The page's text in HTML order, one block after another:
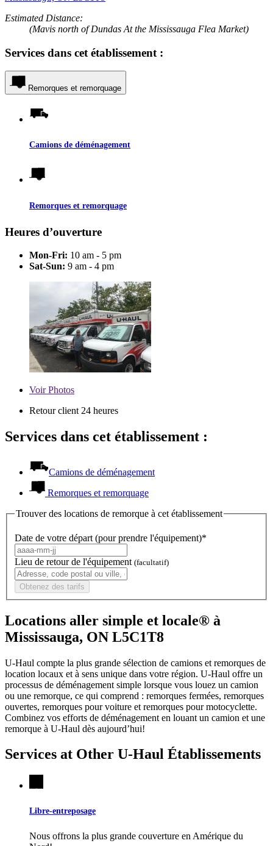
Estimated Distance:
(Mavis north of Dundas At the Mississauga Flea Market)
Services dans cet établissement :
Remorques et remorquage
Camions de déménagement
Remorques et remorquage
Heures d’ouverture
Mon-Fri: 10 am - 5 pm
Sat-Sun: 9 am - 4 pm
VoirPhotos
Retour client 24 heures
Services dans cet établissement :
Camions de déménagement
Remorques et remorquage
Trouver des locations de remorque à cet établissement
Date de votre départ (pour prendre l'équipement)*
Lieu de retour de l'équipement (facultatif)
Obtenez des tarifs
Locations aller simple et locale® à
Mississauga, ON L5C1T8
U-Haul compte la plus grande sélection de camions et remorques de
location locaux et à sens unique dans votre région. U-Haul offre un
processus de déménagement simple lorsque vous louez un camion
ou une remorque, ce qui comprend : remorques fermées, remorques
ouvertes, remorques pour voiture et remorques pour motocyclette.
Combinez vos efforts de déménagement en louant un camion et une
remorque à U-Haul dès aujourd’hui!
Services at Other U-Haul Établissements
Libre-entreposage
Nous offrons la plus grande couverture en Amérique du